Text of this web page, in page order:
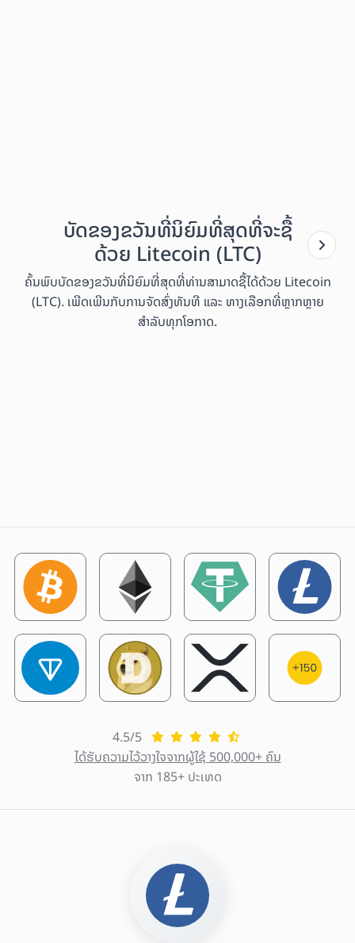
ບັດຂອງຂວັນທີ່ນິຍົມທີ່ສຸດທີ່ຈະຊື້
ດ້ວຍ Litecoin (LTC)
ຄົ້ນພົບບັດຂອງຂວັນທີ່ນິຍົມທີ່ສຸດທີ່ທ່ານສາມາດຊື້ໄດ້ດ້ວຍ Litecoin
(LTC). ເພີດເພີນກັບການຈັດສົ່ງທັນທີ ແລະ ທາງເລືອກທີ່ຫຼາກຫຼາຍ
ສຳລັບທຸກໂອກາດ.
4.5/5
ໄດ້ຮັບຄວາມໄວ້ວາງໃຈຈາກຜູ້ໃຊ້ 500,000+ ຄົນ
ຈາກ 185+ ປະເທດ